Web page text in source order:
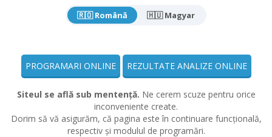
🇷🇴 Română 🇭🇺 Magyar
PROGRAMARI ONLINE REZULTATE ANALIZE ONLINE
Siteul se află sub mentență. Ne cerem scuze pentru orice
inconveniente create.
Dorim să vă asigurăm, că pagina este în continuare funcțională,
respectiv și modulul de programări.